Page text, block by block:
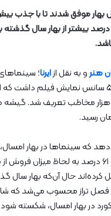
هزار مخاطب، ۲۰ درصد بیشتر از بهار سال
هنرو به نقل ازایرنا؛
در ۲۰۶ هزار و ۵۹۰ سانس نمایش فیلم
تعداد مخاطب و ۶۱ درصد به لحاظ
کرده‌اند حال آن‌که بهار سال
فصل تراز محسوب می‌شد که
در بهار امسال، شکسته شود.